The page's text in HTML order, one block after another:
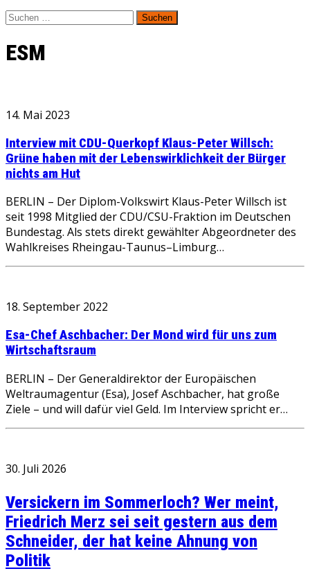
Suchen
nach:
ESM
14. Mai 2023
Interview mit CDU-Querkopf Klaus-Peter Willsch:
Grüne haben mit der Lebenswirklichkeit der Bürger
nichts am Hut
BERLIN – Der Diplom-Volkswirt Klaus-Peter Willsch ist
seit 1998 Mitglied der CDU/CSU-Fraktion im Deutschen
Bundestag. Als stets direkt gewählter Abgeordneter des
Wahlkreises Rheingau-Taunus–Limburg…
18. September 2022
Esa-Chef Aschbacher: Der Mond wird für uns zum
Wirtschaftsraum
BERLIN – Der Generaldirektor der Europäischen
Weltraumagentur (Esa), Josef Aschbacher, hat große
Ziele – und will dafür viel Geld. Im Interview spricht er…
30. Juli 2026
Versickern im Sommerloch? Wer meint,
Friedrich Merz sei seit gestern aus dem
Schneider, der hat keine Ahnung von
Politik